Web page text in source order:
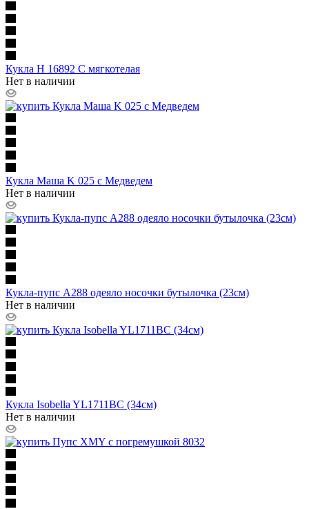
Кукла H 16892 C мягкотелая
Нет в наличии
Кукла Маша K 025 с Медведем
Нет в наличии
Кукла-пупс A288 одеяло носочки бутылочка (23см)
Нет в наличии
Кукла Isobella YL1711BС (34см)
Нет в наличии